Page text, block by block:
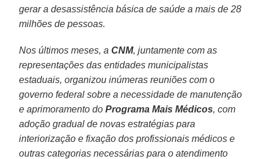
gerar a desassistência básica de saúde a mais de 28
milhões de pessoas.
Nos últimos meses, aCNM, juntamente com as
representações das entidades municipalistas
estaduais, organizou inúmeras reuniões com o
governo federal sobre a necessidade de manutenção
e aprimoramento doPrograma Mais Médicos, com
adoção gradual de novas estratégias para
interiorização e fixação dos profissionais médicos e
outras categorias necessárias para o atendimento